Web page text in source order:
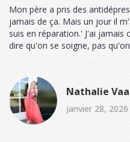
Mon père a pris des
jamais de ça. Mais un jour il
suis en réparation.' J'ai jamais
dire qu'on se soigne, pas
Nathalie
janvier 28, 2026